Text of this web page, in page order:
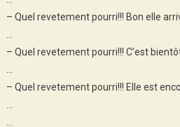
– Quel revetement pourri!!! Bon elle
– Quel revetement pourri!!! C’est
– Quel revetement pourri!!! Elle est